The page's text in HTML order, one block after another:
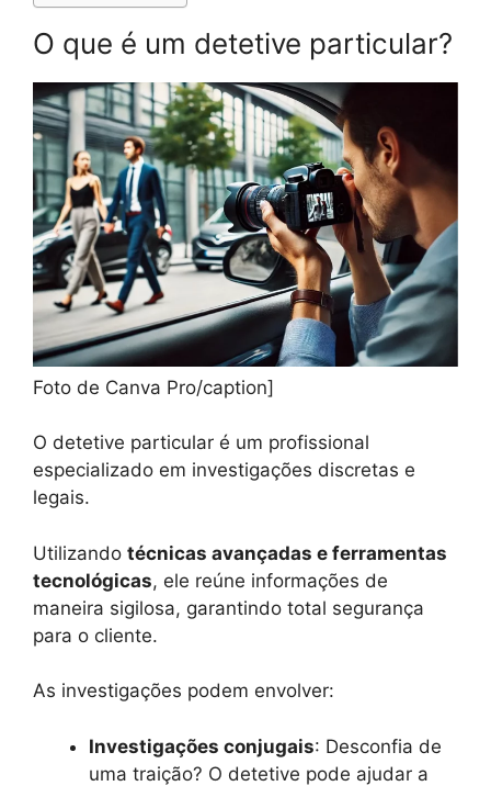
O que é um detetive particular?
Foto de Canva Pro/caption]
O detetive particular é um profissional
especializado em investigações discretas e
legais.
Utilizando técnicas avançadas e ferramentas
tecnológicas, ele reúne informações de
maneira sigilosa, garantindo total segurança
para o cliente.
As investigações podem envolver:
Investigações conjugais: Desconfia de
uma traição? O detetive pode ajudar a